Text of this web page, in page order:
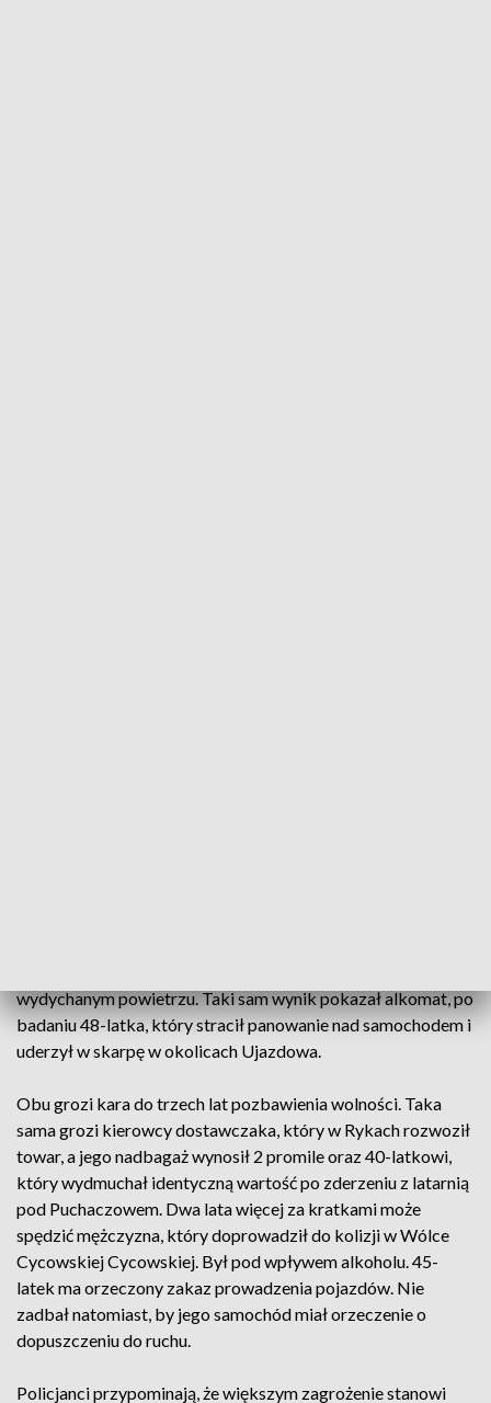
wydychanym powietrzu. Taki sam wynik pokazał alkomat, po
badaniu 48-latka, który stracił panowanie nad samochodem i
uderzył w skarpę w okolicach Ujazdowa.
Obu grozi kara do trzech lat pozbawienia wolności. Taka
sama grozi kierowcy dostawczaka, który w Rykach rozwoził
towar, a jego nadbagaż wynosił 2 promile oraz 40-latkowi,
który wydmuchał identyczną wartość po zderzeniu z latarnią
pod Puchaczowem. Dwa lata więcej za kratkami może
spędzić mężczyzna, który doprowadził do kolizji w Wólce
Cycowskiej Cycowskiej. Był pod wpływem alkoholu. 45-
latek ma orzeczony zakaz prowadzenia pojazdów. Nie
zadbał natomiast, by jego samochód miał orzeczenie o
dopuszczeniu do ruchu.
Policjanci przypominają, że większym zagrożenie stanowi